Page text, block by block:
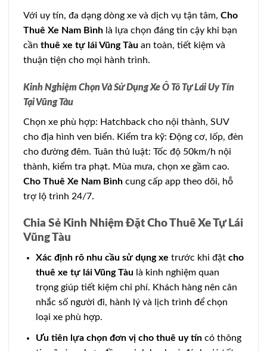
Với uy tín, đa dạng dòng xe và dịch vụ tận tâm, Cho
Thuê Xe Nam Bình là lựa chọn đáng tin cậy khi bạn
cần thuê xe tự lái Vũng Tàu an toàn, tiết kiệm và
thuận tiện cho mọi hành trình.
Kinh Nghiệm Chọn Và Sử Dụng Xe Ô Tô Tự Lái Uy Tín
Tại Vũng Tàu
Chọn xe phù hợp: Hatchback cho nội thành, SUV
cho địa hình ven biển. Kiểm tra kỹ: Động cơ, lốp, đèn
cho đường đêm. Tuân thủ luật: Tốc độ 50km/h nội
thành, kiểm tra phạt. Mùa mưa, chọn xe gầm cao.
Cho Thuê Xe Nam Bình cung cấp app theo dõi, hỗ
trợ lộ trình 24/7.
Chia Sẻ Kinh Nhiệm Đặt Cho Thuê Xe Tự Lái
Vũng Tàu
Xác định rõ nhu cầu sử dụng xe trước khi đặt cho
thuê xe tự lái Vũng Tàu là kinh nghiệm quan
trọng giúp tiết kiệm chi phí. Khách hàng nên cân
nhắc số người đi, hành lý và lịch trình để chọn
loại xe phù hợp.
Ưu tiên lựa chọn đơn vị cho thuê uy tíncó thông